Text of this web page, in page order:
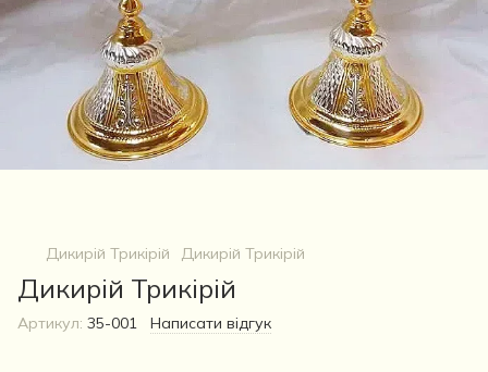
Дикирій Трикірій Дикирій Трикірій
Дикирій Трикірій
Артикул: 35-001 Написати відгук